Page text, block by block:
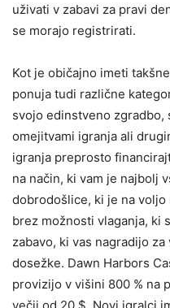
uživati ​​v zabavi za pravi
se morajo registrirati.
Kot je običajno imeti
ponuja tudi različne
svojo edinstveno zgradbo,
omejitvami igranja ali
igranja preprosto
na način, ki vam je najbolj
dobrodošlice, ki je na
brez možnosti vlaganja, ki
zabavo, ki vas nagradijo
dosežke. Dawn Harbors
provizijo v višini 800 % na
večji od 20 $. Novi igralci